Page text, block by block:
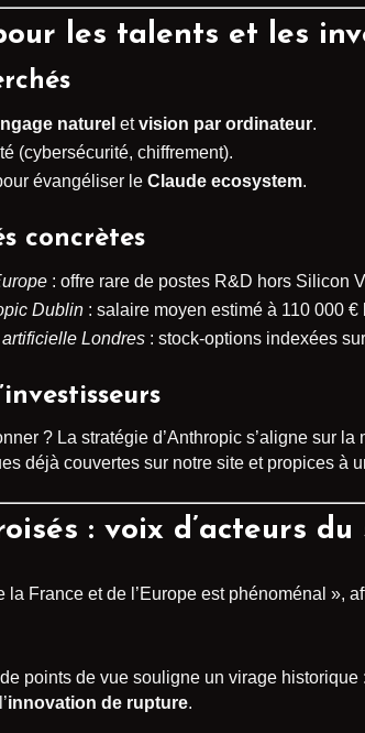
les talents et les
naturel etvision par ordinateur.
(cybersécurité, chiffrement).
évangéliser le Claude ecosystem.
concrètes
: offre rare de postes R&D hors Silicon
Dublin : salaire moyen estimé à 110 000
Londres : stock-options indexées
? La stratégie d’Anthropic s’aligne sur la
déjà couvertes sur notre site et propices à
: voix d’acteurs du
la France et de l’Europe est phénoménal »,
points de vue souligne un virage
innovation de rupture.